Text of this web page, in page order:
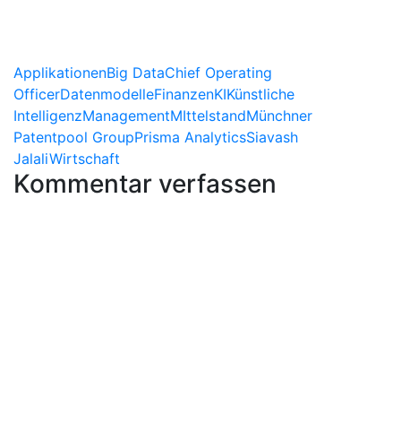
ApplikationenBig DataChief Operating
OfficerDatenmodelleFinanzenKIKünstliche
IntelligenzManagementMIttelstandMünchner
Patentpool GroupPrisma AnalyticsSiavash
JalaliWirtschaft
Kommentar verfassen